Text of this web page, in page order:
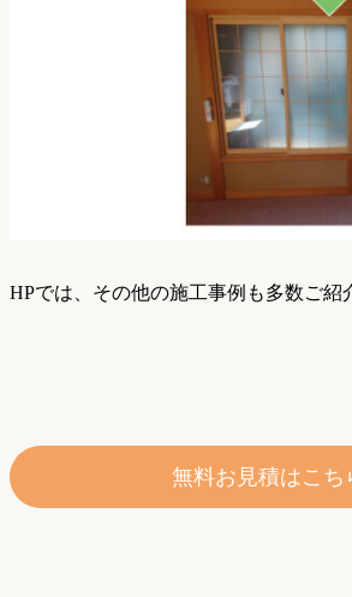
HPでは、その他の施工事例も多数ご紹
無料お見積はこち